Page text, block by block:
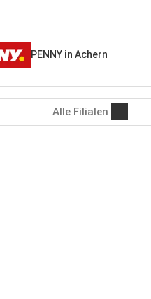
PENNY in Achern
Alle Filialen